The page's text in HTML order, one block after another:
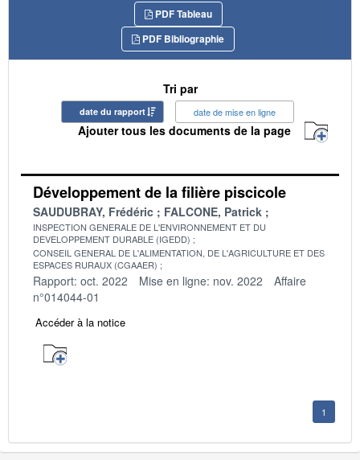
PDF Tableau
PDF Bibliographie
Tri par
date du rapport date de mise en ligne
Ajouter tous les documents de la page
Développement de la filière piscicole
SAUDUBRAY, Frédéric FALCONE, Patrick
INSPECTION GENERALE DE L'ENVIRONNEMENT ET DU
DEVELOPPEMENT DURABLE (IGEDD)
CONSEIL GENERAL DE L'ALIMENTATION, DE L'AGRICULTURE ET DES
ESPACES RURAUX (CGAAER)
Rapport: oct. 2022 Mise en ligne: nov. 2022
Affaire
n°014044-01
Accéder à la notice
1